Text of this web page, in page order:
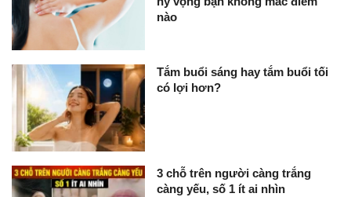
nào
Tắm buổi sáng hay tắm buổi tối
có lợi hơn?
3 chỗ trên người càng trắng
càng yếu, số 1 ít ai nhìn